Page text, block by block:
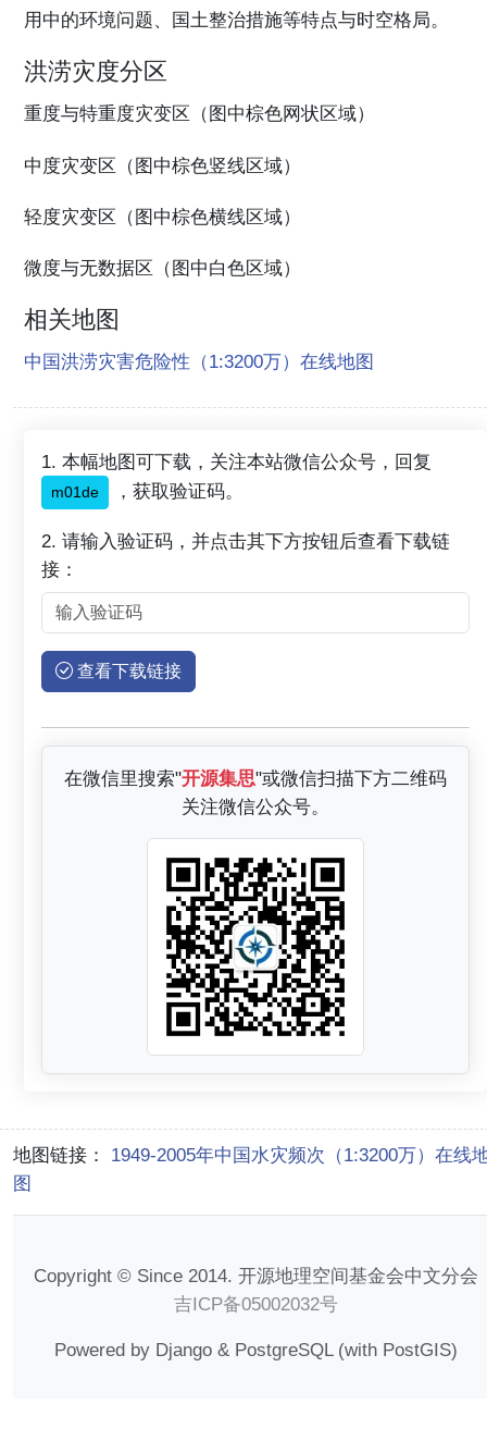
用中的环境问题、国土整治措施等特点与时空格局。
洪涝灾度分区
重度与特重度灾变区（图中棕色网状区域）
中度灾变区（图中棕色竖线区域）
轻度灾变区（图中棕色横线区域）
微度与无数据区（图中白色区域）
相关地图
中国洪涝灾害危险性（1:3200万）在线地图
1. 本幅地图可下载，关注本站微信公众号，回复
m01de ，获取验证码。
2. 请输入验证码，并点击其下方按钮后查看下载链
接：
查看下载链接
在微信里搜索"开源集思"或微信扫描下方二维码
关注微信公众号。
地图链接： 1949-2005年中国水灾频次（1:3200万）在线
图
Copyright © Since 2014. 开源地理空间基金会中文分会
吉ICP备05002032号
Powered by Django & PostgreSQL (with PostGIS)